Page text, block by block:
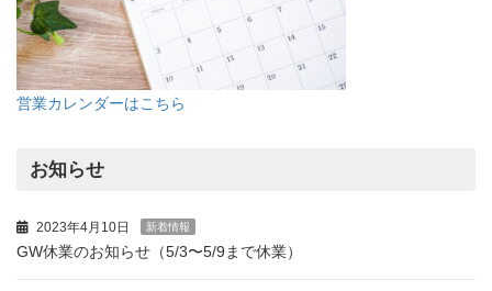
営業カレンダーはこちら
お知らせ
2023年4月10日 新着情報
GW休業のお知らせ（5/3〜5/9まで休業）